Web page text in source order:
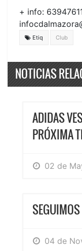
+ info:
Etiq Club
NOTICIAS
ADIDAS
PRÓXIMA
02 de
SEGUIMOS
04 de